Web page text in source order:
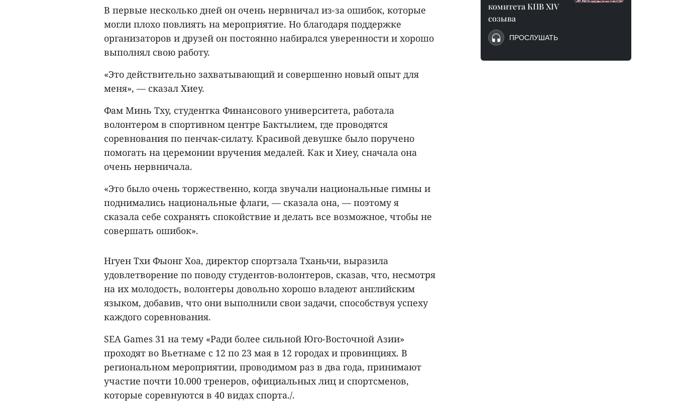
В первые несколько дней он очень нервничал из-за ошибок, которые
могли плохо повлиять на мероприятие. Но благодаря поддержке
организаторов и друзей он постоянно набирался уверенности и хорошо
выполнял свою работу.
«Это действительно захватывающий и совершенно новый опыт для
меня», — сказал Хиеу.
Фам Минь Тху, студентка Финансового университета, работала
волонтером в спортивном центре Бактылием, где проводятся
соревнования по пенчак-силату. Красивой девушке было поручено
помогать на церемонии вручения медалей. Как и Хиеу, сначала она
очень нервничала.
«Это было очень торжественно, когда звучали национальные гимны и
поднимались национальные флаги, — сказала она, — поэтому я
сказала себе сохранять спокойствие и делать все возможное, чтобы не
совершать ошибок».
Нгуен Тхи Фыонг Хоа, директор спортзала Тханьчи, выразила
удовлетворение по поводу студентов-волонтеров, сказав, что, несмотря
на их молодость, волонтеры довольно хорошо владеют английским
языком, добавив, что они выполнили свои задачи, способствуя успеху
каждого соревнования.
SEA Games 31 на тему «Ради более сильной Юго-Восточной Азии»
проходят во Вьетнаме с 12 по 23 мая в 12 городах и провинциях. В
региональном мероприятии, проводимом раз в два года, принимают
участие почти 10.000 тренеров, официальных лиц и спортсменов,
которые соревнуются в 40 видах спорта./.
комитета КПВ XIV
созыва
ПРОСЛУШАТЬ